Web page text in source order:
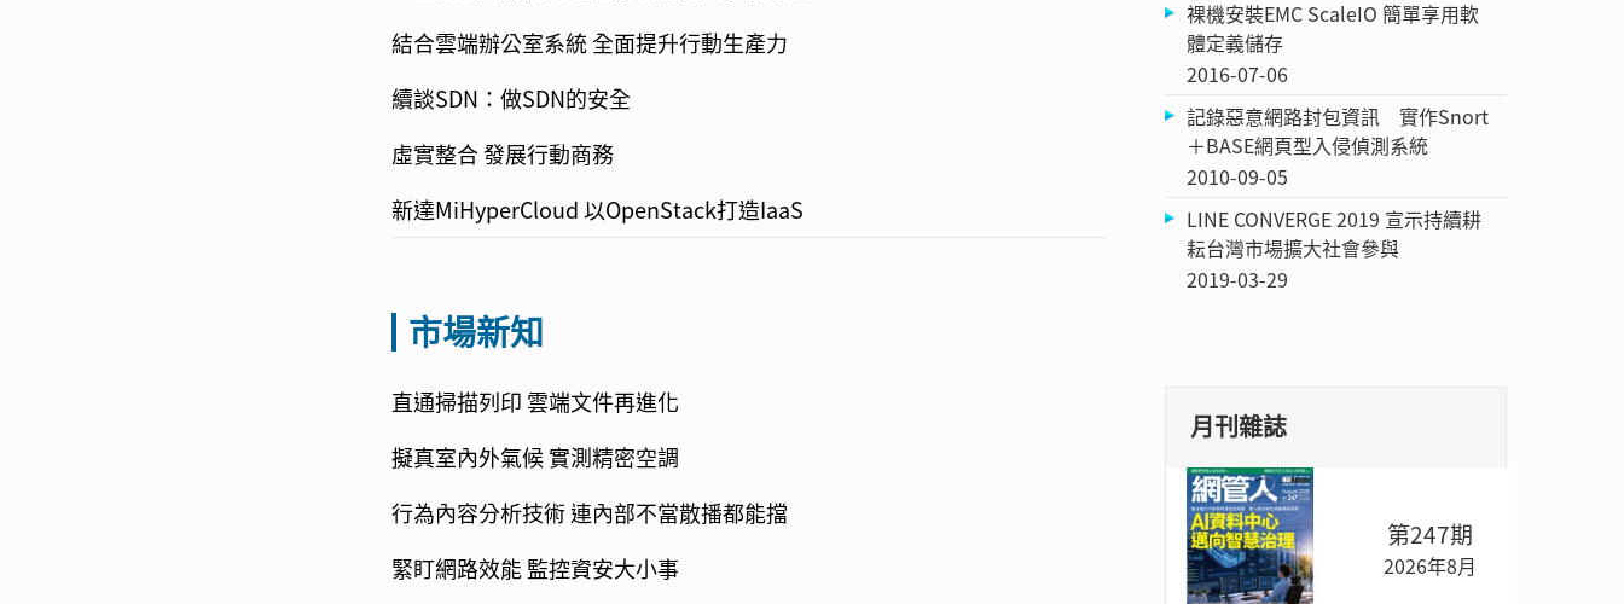
結合雲端辦公室系統 全面提升行動生產力
續談SDN：做SDN的安全
虛實整合 發展行動商務
新達MiHyperCloud 以OpenStack打造IaaS
市場新知
直通掃描列印 雲端文件再進化
擬真室內外氣候 實測精密空調
行為內容分析技術 連內部不當散播都能擋
緊盯網路效能 監控資安大小事
裸機安裝EMC ScaleIO 簡單享用軟
體定義儲存
2016-07-06
記錄惡意網路封包資訊 實作Snort
＋BASE網頁型入侵偵測系統
2010-09-05
LINE CONVERGE 2019 宣示持續耕
耘台灣市場擴大社會參與
2019-03-29
月刊雜誌
第247期
2026年8月